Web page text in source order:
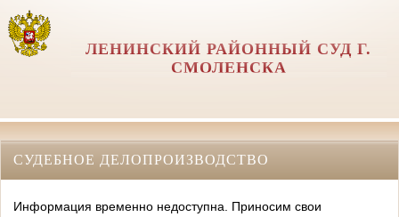
ЛЕНИНСКИЙ РАЙОННЫЙ СУД Г.
СМОЛЕНСКА
СУДЕБНОЕ ДЕЛОПРОИЗВОДСТВО
Информация временно недоступна. Приносим свои